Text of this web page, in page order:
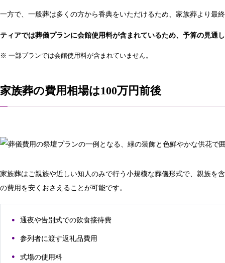
一方で、一般葬は多くの方から香典をいただけるため、家族葬より最
ティアでは葬儀プランに会館使用料が含まれているため、予算の見通
※ 一部プランでは会館使用料が含まれていません。
家族葬の費用相場は100万円前後
家族葬はご親族や近しい知人のみで行う小規模な葬儀形式で、親族を
の費用を安くおさえることが可能です。
通夜や告別式での飲食接待費
参列者に渡す返礼品費用
式場の使用料